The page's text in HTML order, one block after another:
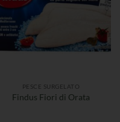
PESCE SURGELATO
Findus Fiori di Orata